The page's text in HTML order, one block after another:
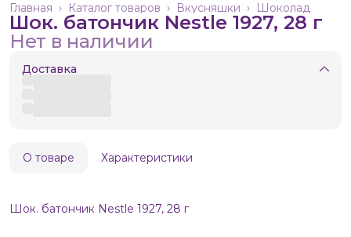
Шоколад
Вкусняшки ›
Каталог товаров ›
Главная ›
Шок. батончик Nestle 1927, 28 г
Нет в наличии
Доставка
О товаре Характеристики
Шок. батончик Nestle 1927, 28 г